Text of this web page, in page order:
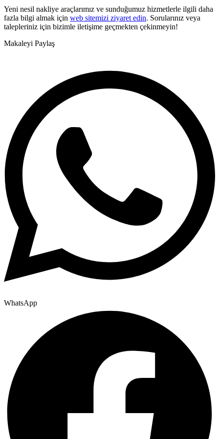
Yeni nesil nakliye araçlarımız ve sunduğumuz hizmetlerle ilgili daha
fazla bilgi almak için web sitemizi ziyaret edin. Sorularınız veya
talepleriniz için bizimle iletişime geçmekten çekinmeyin!
Makaleyi Paylaş
WhatsApp